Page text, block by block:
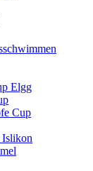
Elgg
Cup
Islikon